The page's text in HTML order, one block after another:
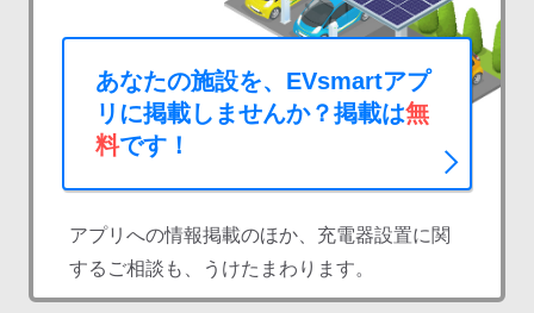
あなたの施設を、EVsmartアプ
リに掲載しませんか？掲載は無
料です！
アプリへの情報掲載のほか、充電器設置に関
するご相談も、うけたまわります。